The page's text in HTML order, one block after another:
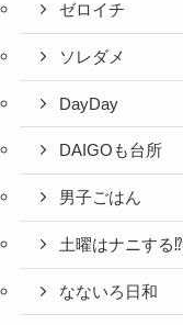
ゼロイチ
ソレダメ
DayDay
DAIGOも台所
男子ごはん
土曜はナニする⁉
なないろ日和